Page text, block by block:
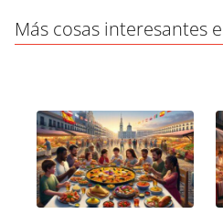
Más cosas interesantes